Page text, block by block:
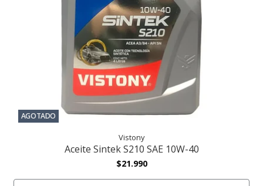
AGOTADO
Vistony
Aceite Sintek S210 SAE 10W-40
$21.990